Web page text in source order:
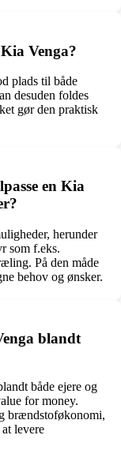
Venga?
plads til både
desuden foldes
gør den praktisk
en Kia
herunder
som f.eks.
På den måde
behov og ønsker.
blandt
både ejere og
for money.
brændstoføkonomi,
levere